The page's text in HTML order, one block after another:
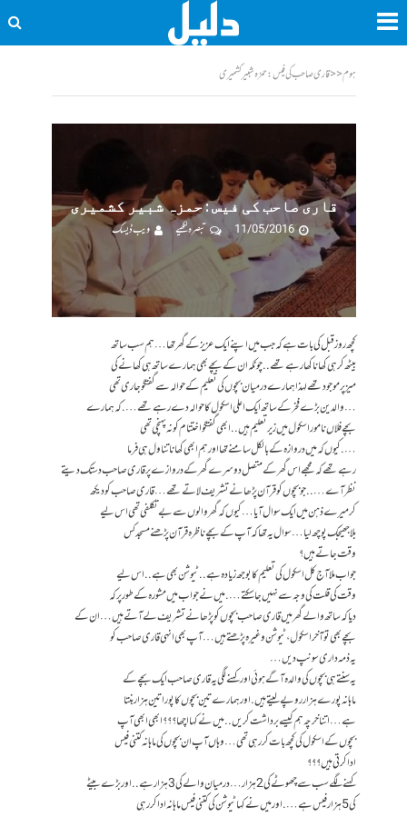
ہوم<<قاری صاحب کی فیس : حمزہ شبیر کشمیری
قاری صاحب کی فیس : حمزہ شبیر کشمیری
11/05/2016
تبصرہ لکھیے ویب ڈیسک
کچھ روز قبل کی بات ہے کہ جب میں اپنے ایک عزیز کے گھر تھا … ہم سب ساتھ
بیٹھ کر ہی کھانا کھا رہے تھے ..چونکہ ان کے بچے بھی ہمارے ساتھ ہی کھانے کی
میز پر موجود تھے لہذا ہمارے درمیان بچوں کی تعلیم کے حوالہ سے گفتگو جاری تھی
… والدین بڑے فخر کے ساتھ ایک اعلی اسکول کا حوالہ دے رہے تھے …. کہ ہمارے
بچے فلاں نامور اسکول میں زیر تعلیم ہیں .. ابھی گفتگو اختتام کو نہ پہنچی تھی
… . کیوں کہ میں دروازہ کے بالکل سامنے تھا اور ہم ابھی کھانا تناول ہی فرما
رہے تھے کہ مجھے اس گھر کے متصل دوسرے گھر کے دروازے پر قاری صاحب دستک دیتے
نظر آے ….. جو بچوں کو قرآن پڑھانے تشریف لاتے تھے … قاری صاحب کو دیکھ
کر میرے ذہن میں ایک سوال آیا … کیوں کہ گھر والوں سے بے تکلفی تھی اس لیے
بلا جھیجک پوچھ لیا … سوال یہ تھا کہ آپ کے بچے ناظرہ قرآن پڑھنے مسجد کس
وقت جاتے ہیں ؟
جواب ملا آج کل اسکول کی تعلیم کا بوجھ زیادہ ہے .. ٹیوشن بھی ہے .. اس لیے
وقت کی قلت کی وجہ سے نہیں جا سکتے …. میں نے جواب میں مشورہ کے طور پر کہ
دیا کہ ساتھ والے گھر میں قاری صاحب بچوں کو پڑھانے تشریف لے آتے ہیں …ان کے
بچے بھی تو آخر اسکول ، ٹیوشن وغیرہ پڑھتے ہیں … آپ بھی انہی قاری صاحب کو
یہ ذمہ داری سونپ دیں …
یہ سنتے ہی بچوں کی والدہ آگے ہوئی اور کہنے لگی یہ قاری صاحب ایک بچے کے
ماہانہ پورے ہزار روپے لیتے ہیں . اور ہمارے تین بچوں کا پورا تین ہزار بنتا
ہے … اتنا خرچہ ہم کیسے برداشت کریں .. میں نے کہا اچھا ؟؟؟ ابھی ابھی آپ
بچوں کے اسکول کی کچھ بات کر رہی تھی … وہاں آپ ان بچوں کی ماہانہ کتنی فیس
ادا کرتی ہیں ؟؟؟
کہنے لگے سب سے چھوٹے کی 2 ہزار … درمیان والے کی 3 ہزار ہے .. اور بڑے بیٹے
کی 5 ہزار فیس ہے …. اور میں نے کہا ٹیوشن کی کتنی فیس ماہانہ ادا کر رہی